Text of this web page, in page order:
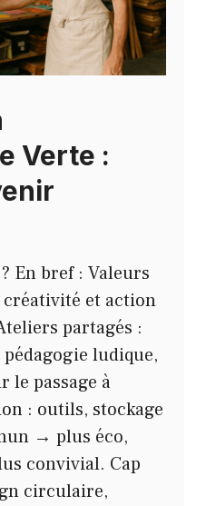
Verte :
En bref : Valeurs
et action
partagés :
ludique,
le passage à
: outils, stockage
→ plus éco,
convivial. Cap
circulaire,